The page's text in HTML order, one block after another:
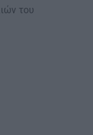
του